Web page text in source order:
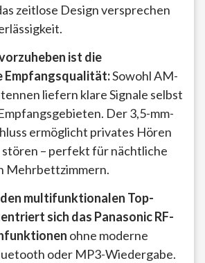
zeitlose Design versprechen
ist die
Empfangsqualität:Sowohl AM-
liefern klare Signale selbst
Der 3,5-mm-
ermöglicht privates Hören
stören – perfekt für nächtliche
Mehrbettzimmern.
multifunktionalen Top-
sich das Panasonic RF-
ohne moderne
oder MP3-Wiedergabe.